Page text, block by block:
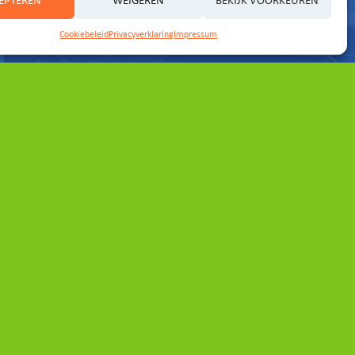
Cookiebeleid Privacyverklaring Impressum